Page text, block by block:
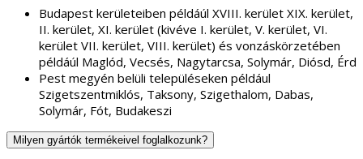
Budapest kerületeiben példáúl XVIII. kerület XIX. kerület,
II. kerület, XI. kerület (kivéve I. kerület, V. kerület, VI.
kerület VII. kerület, VIII. kerület) és vonzáskörzetében
példáúl Maglód, Vecsés, Nagytarcsa, Solymár, Diósd, Érd
Pest megyén belüli településeken például
Szigetszentmiklós, Taksony, Szigethalom, Dabas,
Solymár, Fót, Budakeszi
Milyen gyártók termékeivel foglalkozunk?